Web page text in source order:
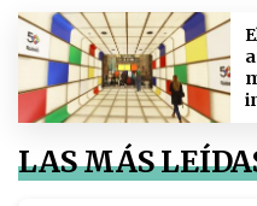
LAS MÁS